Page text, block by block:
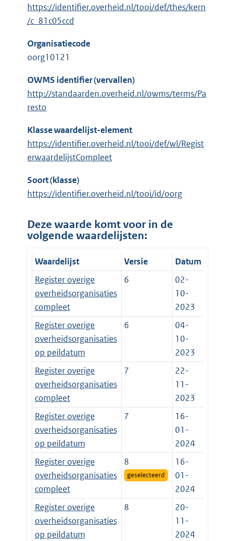
https://identifier.overheid.nl/tooi/def/thes/kern
/c_81c05ccd
Organisatiecode
oorg10121
OWMS identifier (vervallen)
http://standaarden.overheid.nl/owms/terms/Pa
resto
Klasse waardelijst-element
https://identifier.overheid.nl/tooi/def/wl/Regist
erwaardelijstCompleet
Soort (klasse)
https://identifier.overheid.nl/tooi/id/oorg
Deze waarde komt voor in de
volgende waardelijsten:
Waardelijst Versie
Datum
Register overige
overheidsorganisaties
compleet
6
02-
10-
2023
Register overige
overheidsorganisaties
op peildatum
6
04-
10-
2023
Register overige
overheidsorganisaties
compleet
7
22-
11-
2023
Register overige
overheidsorganisaties
op peildatum
7
16-
01-
2024
Register overige
overheidsorganisaties
compleet
8
geselecteerd
16-
01-
2024
Register overige
overheidsorganisaties
op peildatum
8
20-
11-
2024